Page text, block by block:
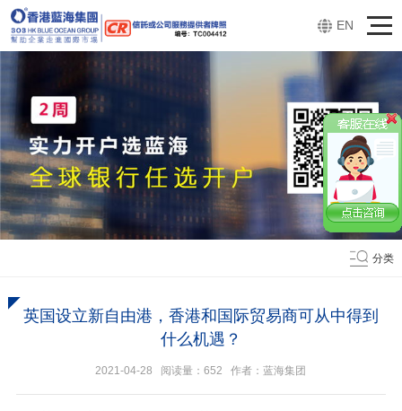
EN
分类
英国设立新自由港，香港和国际贸易商可从中得到
什么机遇？
2021-04-28 阅读量：652 作者：蓝海集团